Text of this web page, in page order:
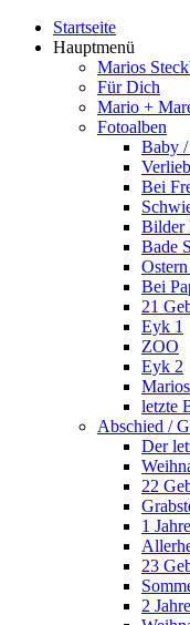
Startseite
Hauptmenü
Marios
Für Dich
Mario +
Fotoalben
Baby
Bei
Bilder
Bade
Bei
21
Eyk 1
ZOO
Eyk 2
letzte
Abschied /
Der
22
1
23
2